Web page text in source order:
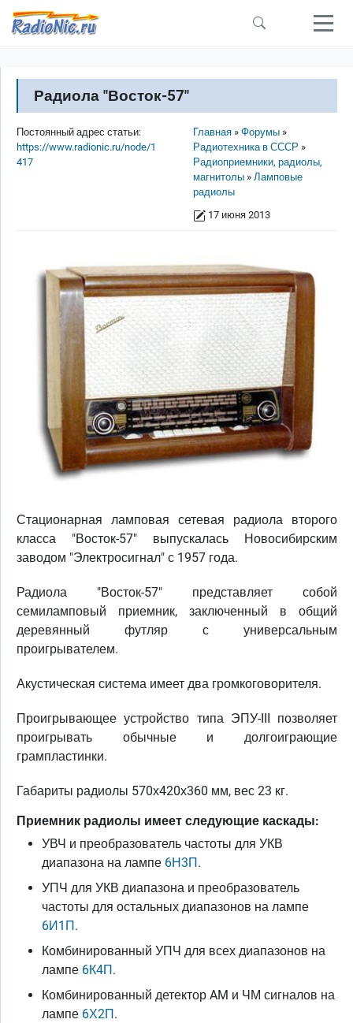
Перейти к основному содержанию
Радиола "Восток-57"
Строка навигации
Главная
Форумы
Радиотехника в СССР
Радиоприемники, радиолы,
магнитолы
Ламповые
радиолы
17 июня 2013
Постоянный адрес статьи:
https://www.radionic.ru/node/1
417
Стационарная ламповая сетевая радиола второго
класса "Восток-57" выпускалась Новосибирским
заводом "Электросигнал" с 1957 года.
Радиола "Восток-57" представляет собой
семиламповый приемник, заключенный в общий
деревянный футляр с универсальным
проигрывателем.
Акустическая система имеет два громкоговорителя.
Проигрывающее устройство типа ЭПУ-III позволяет
проигрывать обычные и долгоиграющие
грампластинки.
Габариты радиолы 570х420х360 мм, вес 23 кг.
Приемник радиолы имеет следующие каскады:
УВЧ и преобразователь частоты для УКВ
диапазона на лампе 6Н3П.
УПЧ для УКВ диапазона и преобразователь
частоты для остальных диапазонов на лампе
6И1П.
Комбинированный УПЧ для всех диапазонов на
лампе 6К4П.
Комбинированный детектор AM и ЧМ сигналов на
лампе 6Х2П.